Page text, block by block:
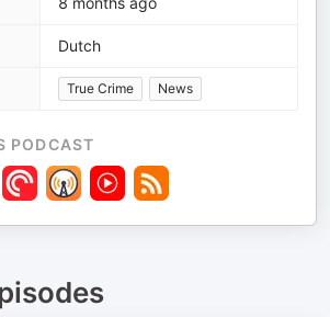
Dutch
True Crime News
PODCAST